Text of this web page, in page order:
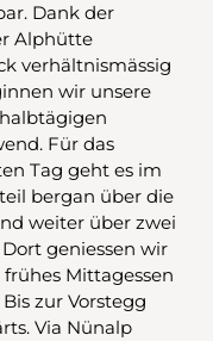
Dank der
Alphütte
verhältnismässig
wir unsere
Für das
Tag geht es im
bergan über die
weiter über zwei
geniessen wir
Mittagessen
zur Vorstegg
Via Nünalp